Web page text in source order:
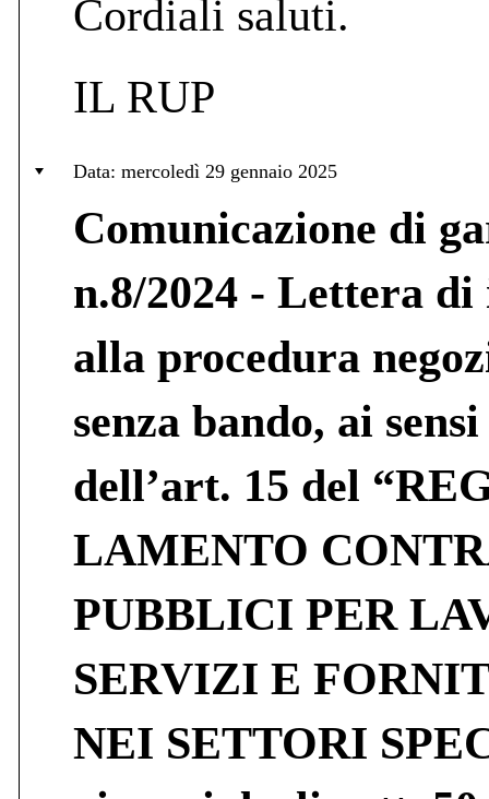
Cordiali saluti.
IL RUP
Data: mercoledì 29 gennaio 2025
Comunicazione di
n.8/2024 - Lettera
alla procedura
senza bando, ai sensi
dell’art. 15 del
LAMENTO
PUBBLICI PER
SERVIZI E
NEI SETTORI